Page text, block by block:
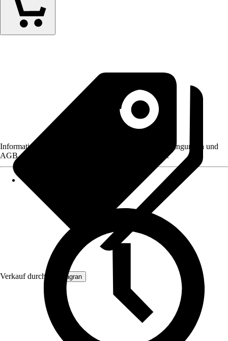
Verkauf durch: Primagran
Informationen des Verkäufers, wie z. B. Rückgabebedingungen und
AGB, finden Sie bei Klick auf den Verkäufernamen.